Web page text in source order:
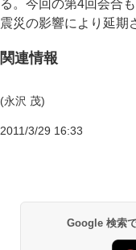
る。今回の第4回会合
震災の影響により延期
関連情報
(永沢 茂)
2011/3/29 16:33
Google 検索